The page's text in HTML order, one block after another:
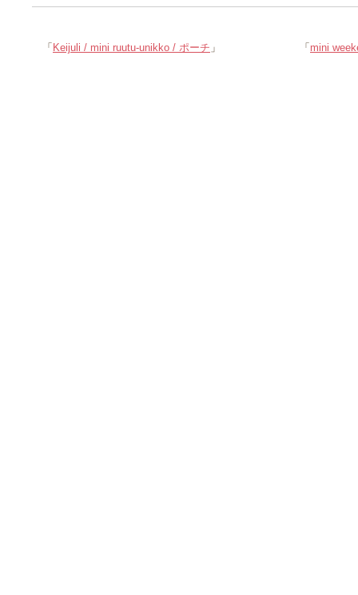
「 mini
「 Keijuli / mini ruutu-unikko / ポーチ 」